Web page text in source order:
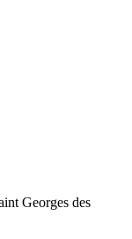
Georges des